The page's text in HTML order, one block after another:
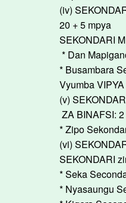
(iv)
20 + 5 mpya
SEKONDARI
* Dan
* Busambara
Vyumba
(v)
ZA BINAFSI: 2
* Zipo
(vi)
SEKONDARI
* Seka
* Nyasaungu